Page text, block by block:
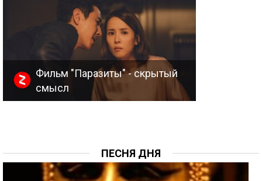
Фильм "Паразиты" - скрытый
смысл
ПЕСНЯ ДНЯ